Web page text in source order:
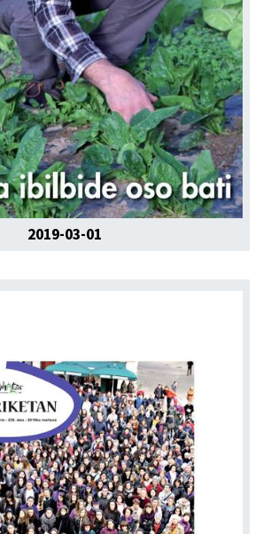
2019-03-01